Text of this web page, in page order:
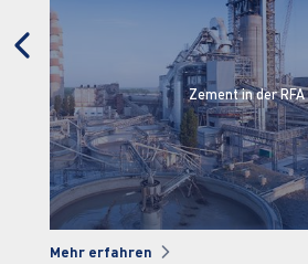
Keramik in der RFA
Mehr erfahren